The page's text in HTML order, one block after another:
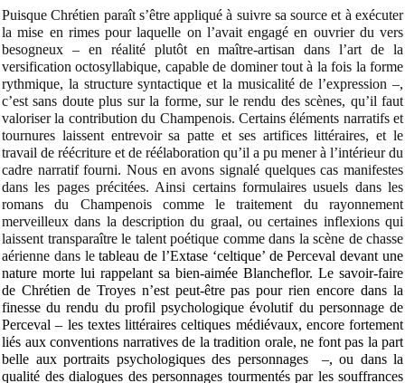
Puisque Chrétien paraît s’être appliqué à suivre sa source et à exécuter
la mise en rimes pour laquelle on l’avait engagé en ouvrier du vers
besogneux – en réalité plutôt en maître-artisan dans l’art de la
versification octosyllabique, capable de dominer tout à la fois la forme
rythmique, la structure syntactique et la musicalité de l’expression –,
c’est sans doute plus sur la forme, sur le rendu des scènes, qu’il faut
valoriser la contribution du Champenois. Certains éléments narratifs et
tournures laissent entrevoir sa patte et ses artifices littéraires, et le
travail de réécriture et de réélaboration qu’il a pu mener à l’intérieur du
cadre narratif fourni. Nous en avons signalé quelques cas manifestes
dans les pages précitées. Ainsi certains formulaires usuels dans les
romans du Champenois comme le traitement du rayonnement
merveilleux dans la description du graal, ou certaines inflexions qui
laissent transparaître le talent poétique comme dans la scène de chasse
aérienne dans letableau de l’Extase ‘celtique’ de Perceval devant une
nature morte lui rappelant sa bien-aimée Blancheflor. Le savoir-faire
de Chrétien de Troyes n’est peut-être pas pour rien encore dans la
finesse du rendu du profil psychologique évolutif du personnage de
Perceval – les textes littéraires celtiques médiévaux, encore fortement
liés aux conventions narratives de la tradition orale, ne font pas la part
belle aux portraits psychologiques des personnages –, ou dans la
qualité des dialogues des personnages tourmentés par les souffrances